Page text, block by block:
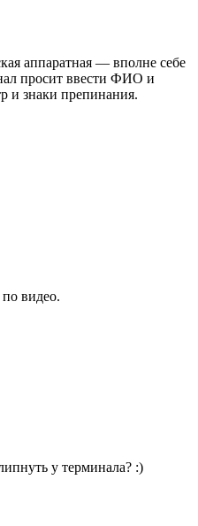
аппаратная — вполне себе
просит ввести ФИО и
и знаки препинания.
видео.
у терминала? :)